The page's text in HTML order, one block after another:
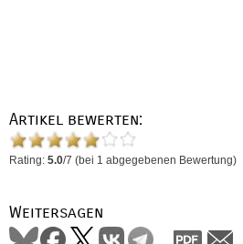
Artikel bewerten:
Rating: 5.0/7 (bei 1 abgegebenen Bewertung)
Weitersagen